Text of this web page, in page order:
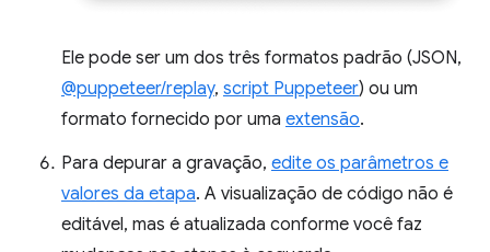
Ele pode ser um dos três formatos padrão (JSON,
@puppeteer/replay, script Puppeteer) ou um
formato fornecido por uma extensão.
Para depurar a gravação, edite os parâmetros e
valores da etapa. A visualização de código não é
editável, mas é atualizada conforme você faz